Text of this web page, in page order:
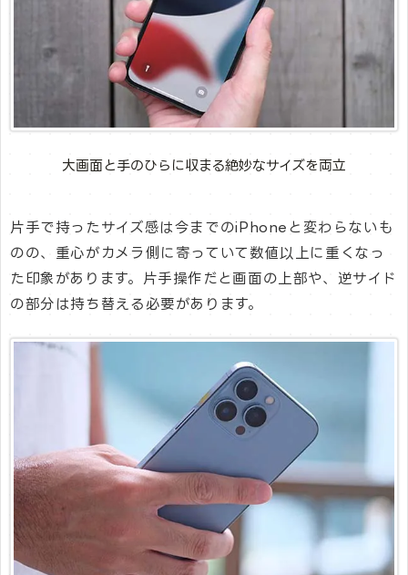
大画面と手のひらに収まる絶妙なサイズを両立
片手で持ったサイズ感は今までのiPhoneと変わらないも
のの、重心がカメラ側に寄っていて数値以上に重くなっ
た印象があります。片手操作だと画面の上部や、逆サイド
の部分は持ち替える必要があります。